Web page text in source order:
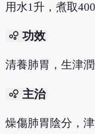
用水1升，煮取
bubble_chart 功效
清養肺胃，生津潤
bubble_chart 主治
燥傷肺胃陰分，